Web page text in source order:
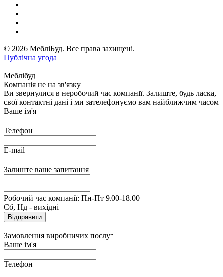
© 2026 МебліБуд. Все права захищені.
Публічна угода
Меблібуд
Компанія не на зв'язку
Ви звернулися в неробочий час компанії. Залиште, будь ласка,
свої контактні дані і ми зателефонуємо вам найближчим часом
Ваше ім'я
Телефон
E-mail
Залиште ваше запитання
Робочий час компанії: Пн-Пт 9.00-18.00
Сб, Нд - вихідні
Замовлення виробничих послуг
Ваше ім'я
Телефон